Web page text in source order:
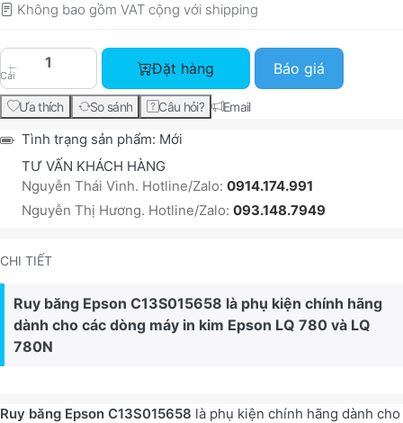
Không bao gồm VAT cộng với shipping
Cái
Ruy Băng Epson C13S015658 dùng cho máy
Đặt hàng Báo giá
Ưa thích So sánh Câu hỏi? Email
Tình trạng sản phẩm: Mới
TƯ VẤN KHÁCH HÀNG
Nguyễn Thái Vinh. Hotline/Zalo: 0914.174.991
Nguyễn Thị Hương. Hotline/Zalo: 093.148.7949
CHI TIẾT
Ruy băng Epson C13S015658 là phụ kiện chính hãng
dành cho các dòng máy in kim Epson LQ 780 và LQ
780N
Ruy băng Epson C13S015658 là phụ kiện chính hãng dành cho